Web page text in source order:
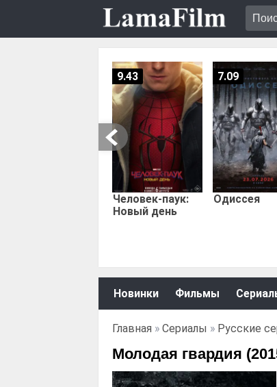
Человек-паук:
Новый день
9.43
Одиссея
7.09
Новинки Фильмы
Главная » Сериалы » Русские
Молодая гвардия